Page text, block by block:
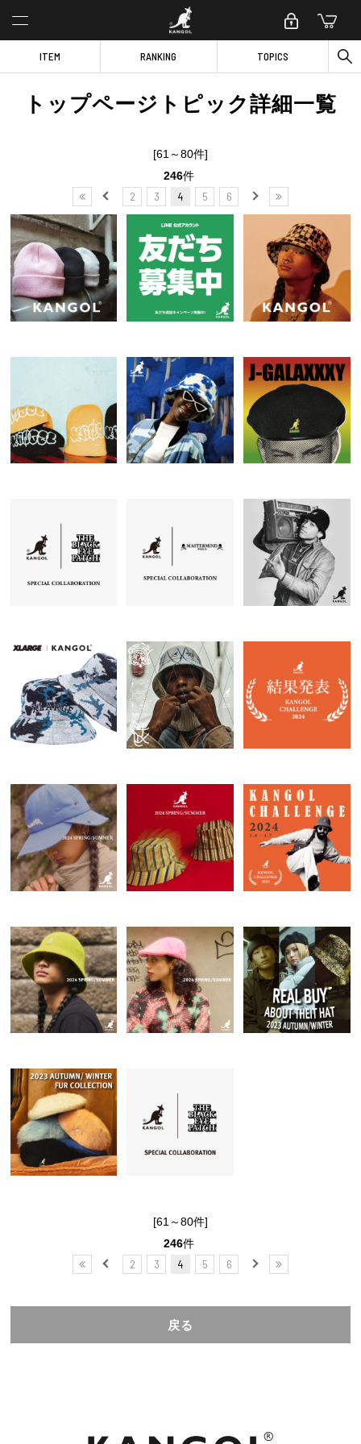
ITEM RANKING TOPICS
トップページトピック詳細一覧
[61～80件]
246件
2 3 4 5 6
[61～80件]
246件
2 3 4 5 6